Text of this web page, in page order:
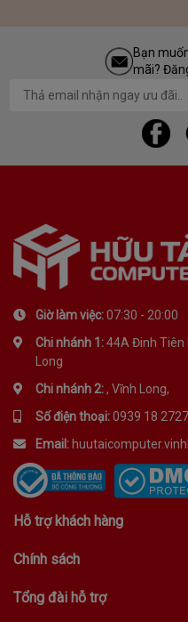
Bạn
mãi?
Giờ làm việc:07:30 - 20:00
Chi nhánh 1:44A Đinh Tiên
Long
Chi nhánh 2:, Vĩnh Long,
Số điện thoại:0939 18 2727
Email:
Hỗ trợ khách hàng
Chính sách
Tổng đài hỗ trợ